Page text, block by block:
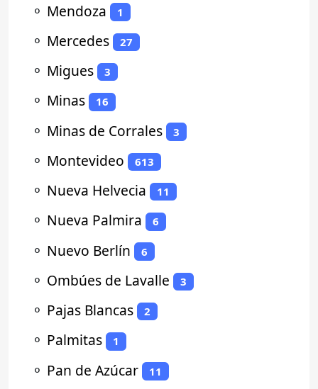
⚬ Mendoza 1
⚬ Mercedes 27
⚬ Migues 3
⚬ Minas 16
⚬ Minas de Corrales 3
⚬ Montevideo 613
⚬ Nueva Helvecia 11
⚬ Nueva Palmira 6
⚬ Nuevo Berlín 6
⚬ Ombúes de Lavalle 3
⚬ Pajas Blancas 2
⚬ Palmitas 1
⚬ Pan de Azúcar 11